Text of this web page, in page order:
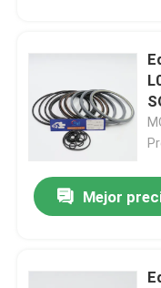
Vídeos
Viaje de la fábrica
Control de calidad
Mejor